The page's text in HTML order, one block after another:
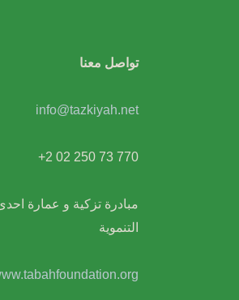
تواصل معنا
info@tazkiyah.net
+2 02 250 73 770
مبادرة تزكية و عمارة
التنموية